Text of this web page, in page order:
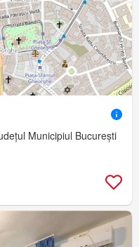
Municipiul București